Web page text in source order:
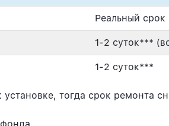
Реальный
1-2 суток***
1-2 суток***
тогда срок ремонта